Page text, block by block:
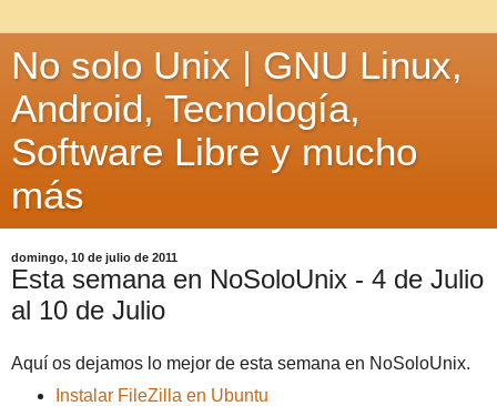
No solo Unix | GNU Linux,
Android, Tecnología,
Software Libre y mucho
más
domingo, 10 de julio de 2011
Esta semana en NoSoloUnix - 4 de Julio
al 10 de Julio
Aquí os dejamos lo mejor de esta semana en NoSoloUnix.
Instalar FileZilla en Ubuntu